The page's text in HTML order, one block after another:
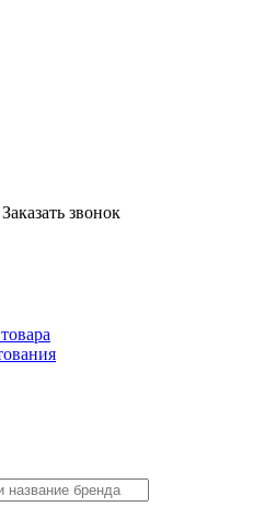
Заказать звонок